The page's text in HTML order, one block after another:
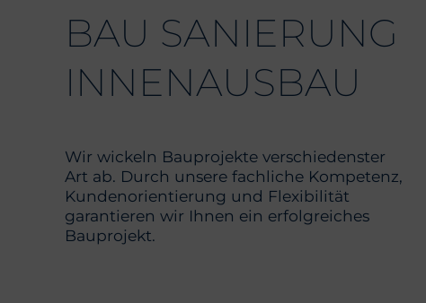
BAU SANIERUNG
INNENAUSBAU
Wir wickeln Bauprojekte verschiedenster
Art ab. Durch unsere fachliche Kompetenz,
Kundenorientierung und Flexibilität
garantieren wir Ihnen ein erfolgreiches
Bauprojekt.